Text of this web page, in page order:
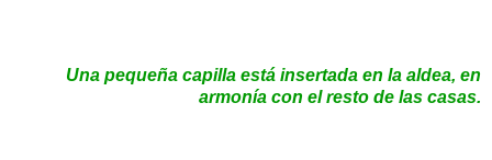
Una pequeña capilla está insertada en la aldea, en
armonía con el resto de las casas.